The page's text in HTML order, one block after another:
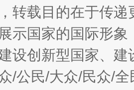
风腐交织难题 养老服
转载目的在于传
示国家的国际形
设创新型国家、
/公民/大众/民众/